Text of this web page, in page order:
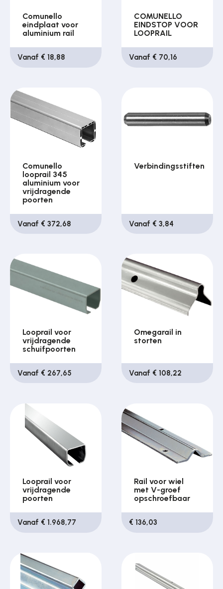
Comunello
eindplaat voor
aluminium rail
Vanaf € 18,88
COMUNELLO
EINDSTOP VOOR
LOOPRAIL
Vanaf € 70,16
Comunello
looprail 345
aluminium voor
vrijdragende
poorten
Vanaf € 372,68
Verbindingsstiften
Vanaf € 3,84
Looprail voor
vrijdragende
schuifpoorten
Vanaf € 267,65
Omegarail in
storten
Vanaf € 108,22
Looprail voor
vrijdragende
poorten
Vanaf € 1.968,77
Rail voor wiel
met V-groef
opschroefbaar
€ 136,03